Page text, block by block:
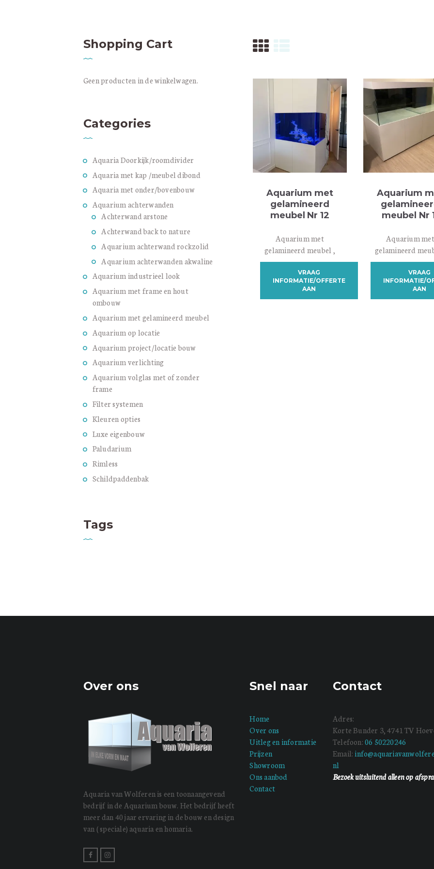
Aquarium met
gelamineerd
meubel Nr 12
Aquarium met
gelamineerd meubel ,
voorzien van intern
biologisch
filtersysteem.
VRAAG
INFORMATIE/OFFERTE
AAN
Aquarium
meubel Nr
Aquarium met
gelamineerd
voorzien van
biologisch
filtersysteem.
VRAAG
INFORMATIE/
AAN
Shopping Cart
Geen producten in de winkelwagen.
Categories
Aquaria Doorkijk/roomdivider
Aquaria met kap /meubel dibond
Aquaria met onder/bovenbouw
Aquarium achterwanden
Achterwand arstone
Achterwand back to nature
Aquarium achterwand rockzolid
Aquarium achterwanden akwaline
Aquarium industrieel look
Aquarium met frame en hout
ombouw
Aquarium met gelamineerd meubel
Aquarium op locatie
Aquarium project/locatie bouw
Aquarium verlichting
Aquarium volglas met of zonder
frame
Filter systemen
Kleuren opties
Luxe eigenbouw
Paludarium
Rimless
Schildpaddenbak
Tags
Over ons
Aquaria van Wolferen is een toonaangevend
bedrijf in de Aquarium bouw. Het bedrijf heeft
meer dan 40 jaar ervaring in de bouw en design
van ( speciale) aquaria en homaria.
Snel naar
Home
Over ons
Uitleg en informatie
Prijzen
Showroom
Ons aanbod
Contact
Contact
Adres:
Korte Bunder 3, 4741 TV
Telefoon:06 50220246
Email:
nl
Bezoek uitsluitend alleen op